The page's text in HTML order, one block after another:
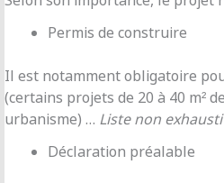
Permis de construire
Il est notamment obligatoire
(certains projets de 20 à 40 m²
urbanisme) … Liste non
Déclaration préalable